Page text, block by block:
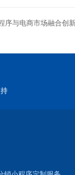
序与电商市场融合创